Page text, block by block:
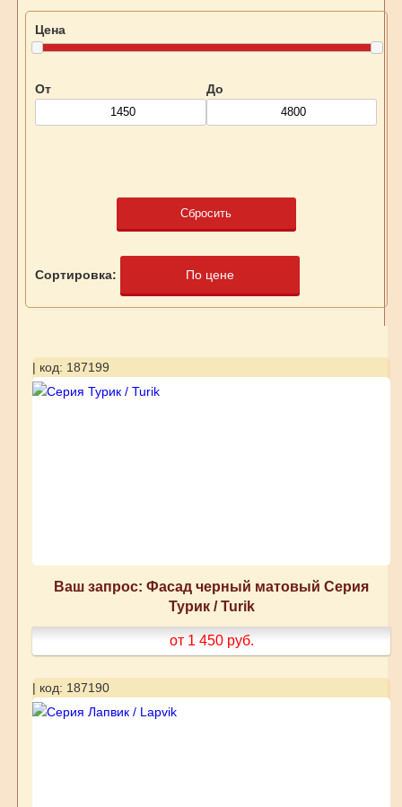
Цена
От До
Сбросить
Сортировка: По цене
| код: 187199
Ваш запрос: Фасад черный матовый Серия
Турик / Turik
от 1 450 руб.
| код: 187190